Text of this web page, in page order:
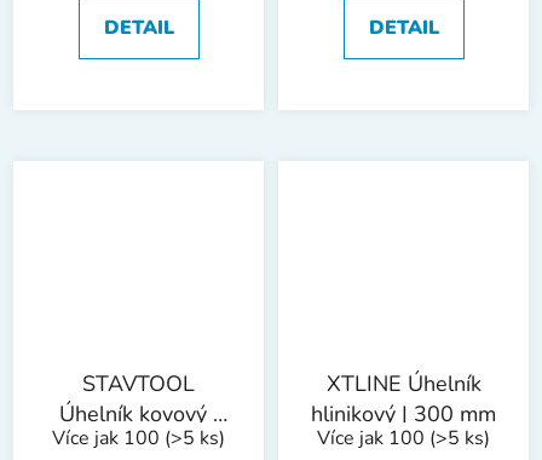
DETAIL DETAIL
STAVTOOL
Úhelník kovový |
400 mm
Více jak 100 (>5 ks)
XTLINE Úhelník
hlinikový | 300 mm
Více jak 100 (>5 ks)